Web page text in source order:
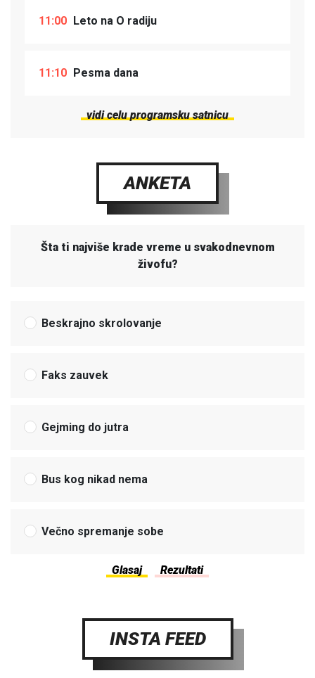
11:00 Leto na O radiju
11:10 Pesma dana
vidi celu programsku satnicu
ANKETA
Šta ti najviše krade vreme u svakodnevnom
živofu?
Beskrajno skrolovanje
Faks zauvek
Gejming do jutra
Bus kog nikad nema
Večno spremanje sobe
INSTA FEED